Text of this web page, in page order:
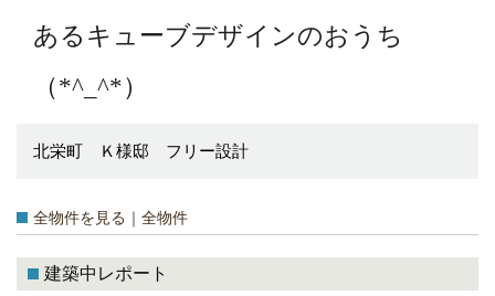
あるキューブデザインのおうち
（*^_^*）
北栄町 Ｋ様邸 フリー設計
全物件を見る｜全物件
建築中レポート